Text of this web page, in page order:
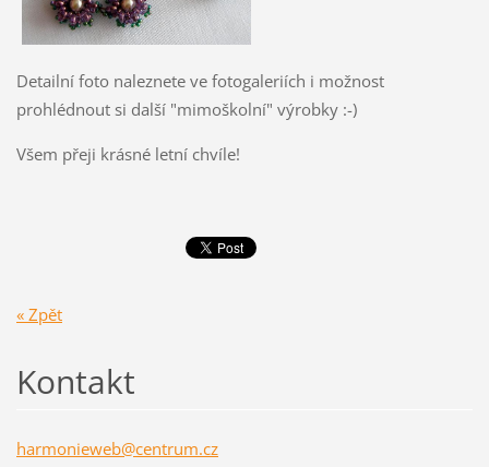
Detailní foto naleznete ve fotogaleriích i možnost
prohlédnout si další "mimoškolní" výrobky :-)
Všem přeji krásné letní chvíle!
« Zpět
Kontakt
harmonieweb@centrum.cz